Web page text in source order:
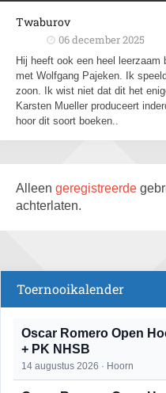
Twaburov
06 december 2025
Hij heeft ook een heel leerzaam
met Wolfgang Pajeken. Ik
zoon. Ik wist niet dat dit het
Karsten Mueller produceert
hoor dit soort boeken..
Alleen geregistreerde
achterlaten.
Toernooikalender
Oscar Romero Open
+ PK NHSB
14 augustus 2026 · Hoorn